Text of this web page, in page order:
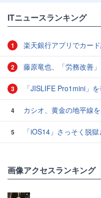
ITニュースランキング
1 楽天銀行アプリでカー
2 藤原竜也、「労務改善
3 「JISLIFE Pro1mini」
4 カシオ、黄金の地平線を表現した
5
「iOS14」さっそく脱
画像アクセスランキング